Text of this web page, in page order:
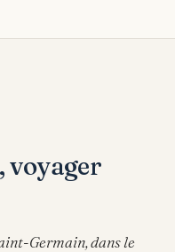
voyager
Germain, dans le